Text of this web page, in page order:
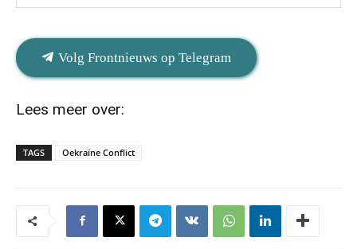
Volg Frontnieuws op Telegram
Lees meer over:
TAGS Oekraïne Conflict